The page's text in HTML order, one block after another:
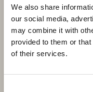
We also share
our social media,
may combine it with
provided to them or
of their services.